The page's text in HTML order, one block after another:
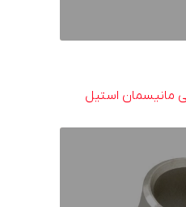
مانیسمان استیل